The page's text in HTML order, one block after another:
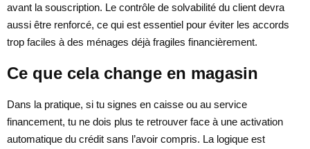
avant la souscription. Le contrôle de solvabilité du client devra
aussi être renforcé, ce qui est essentiel pour éviter les accords
trop faciles à des ménages déjà fragiles financièrement.
Ce que cela change en magasin
Dans la pratique, si tu signes en caisse ou au service
financement, tu ne dois plus te retrouver face à une activation
automatique du crédit sans l’avoir compris. La logique est